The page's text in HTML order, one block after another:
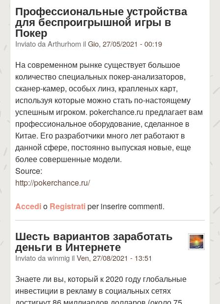
Профессиональные устройства
для беспроигрышной игры в
Покер
Inviato daArthurhom ilGio, 27/05/2021 - 00:19
На современном рынке существует большое
количество специальных покер-анализаторов,
сканер-камер, особых линз, крапленых карт,
используя которые можно стать по-настоящему
успешным игроком. pokerchance.ru предлагает вам
профессиональное оборудование, сделанное в
Китае. Его разработчики много лет работают в
данной сфере, постоянно выпуская новые, еще
более совершенные модели.
Source:
http://pokerchance.ru/
Accedio Registratiper inserire commenti.
Шесть вариантов заработать
деньги в Интернете
Inviato dawinmig ilVen, 27/08/2021 - 13:51
Знаете ли вы, который к 2020 году глобальные
инвестиции в рекламу в социальных сетях